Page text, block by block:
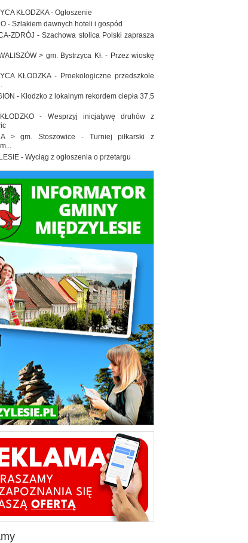
KŁODZKA - Ogłoszenie
- Szlakiem dawnych hoteli i gospód
ZDRÓJ - Szachowa stolica Polski zaprasza
> gm. Bystrzyca Kł. - Przez wioskę
KŁODZKA - Proekologiczne przedszkole
- Kłodzko z lokalnym rekordem ciepła 37,5
- Wesprzyj inicjatywę druhów z
> gm. Stoszowice - Turniej piłkarski z
- Wyciąg z ogłoszenia o przetargu